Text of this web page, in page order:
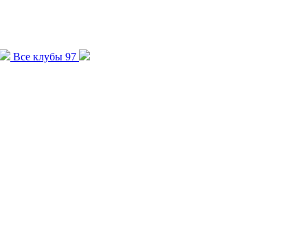
Все клубы 97